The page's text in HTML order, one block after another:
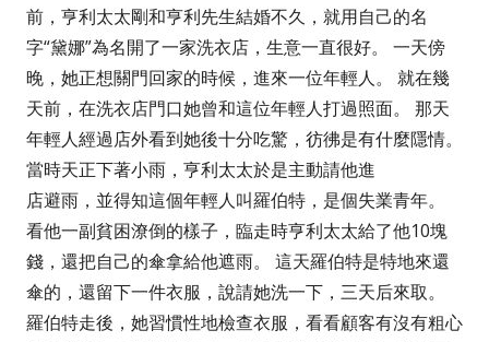
前，亨利太太剛和亨利先生結婚不久，就用自己的名
字“黛娜”為名開了一家洗衣店，生意一直很好。 一天傍
晚，她正想關門回家的時候，進來一位年輕人。 就在幾
天前，在洗衣店門口她曾和這位年輕人打過照面。 那天
年輕人經過店外看到她後十分吃驚，彷彿是有什麼隱情。
當時天正下著小雨，亨利太太於是主動請他進
店避雨，並得知這個年輕人叫羅伯特，是個失業青年。
看他一副貧困潦倒的樣子，臨走時亨利太太給了他10塊
錢，還把自己的傘拿給他遮雨。 這天羅伯特是特地來還
傘的，還留下一件衣服，說請她洗一下，三天后來取。
羅伯特走後，她習慣性地檢查衣服，看看顧客有沒有粗心